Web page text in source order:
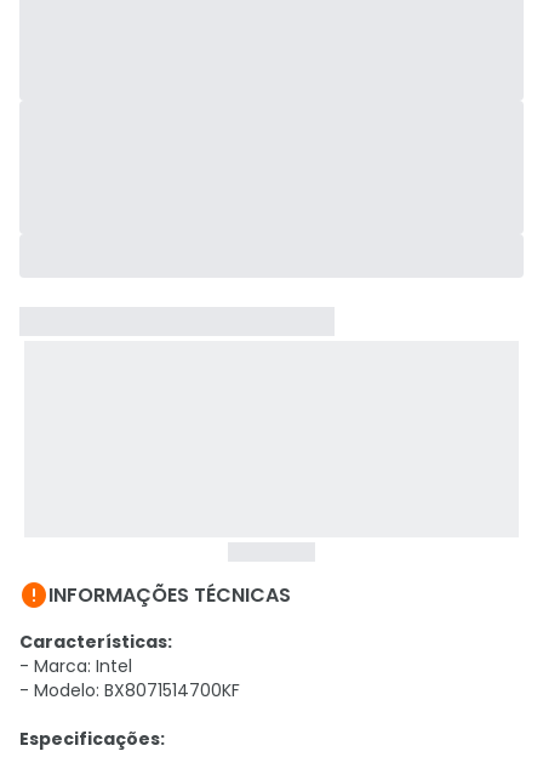
INFORMAÇÕES TÉCNICAS
Características:
- Marca: Intel
- Modelo: BX8071514700KF
Especificações: